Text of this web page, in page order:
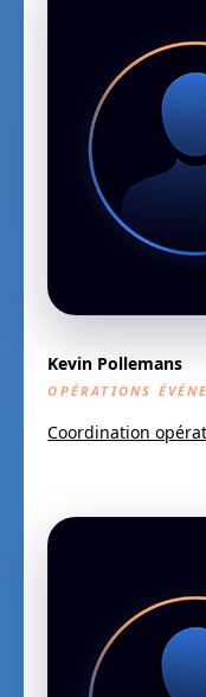
Kevin Pollemans
OPÉRATIONS
Coordination